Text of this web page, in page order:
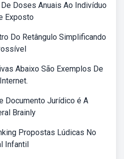
Doses Anuais Ao Indivíduo
Exposto
Do Retângulo Simplificando
Abaixo São Exemplos De
Documento Jurídico é A
Brainly
Propostas Lúdicas No
Infantil